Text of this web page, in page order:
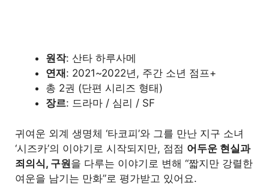
원작: 산타 하루사메
연재 : 2021~2022년, 주간 소년 점프+
총 2권 (단편 시리즈 형태)
장르: 드라마 / 심리 / SF
귀여운 외계 생명체 ‘타코피’와 그를 만난 지구 소녀
‘시즈카’의 이야기로 시작되지만, 점점 어두운 현실과
죄의식, 구원을 다루는 이야기로 변해 “짧지만 강렬한
여운을 남기는 만화”로 평가받고 있어요.